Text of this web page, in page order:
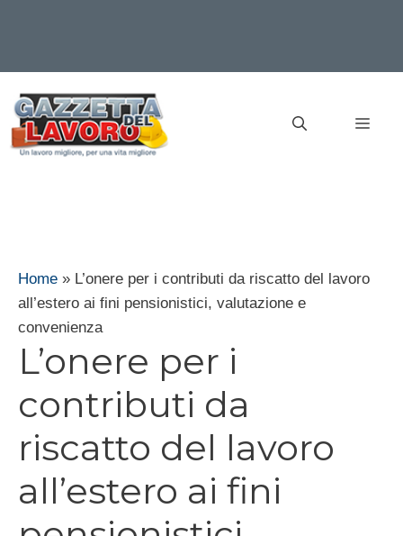
contenuto
Home » L’onere per i contributi da riscatto del lavoro
all’estero ai fini pensionistici, valutazione e
convenienza
L’onere per i
contributi da
riscatto del lavoro
all’estero ai fini